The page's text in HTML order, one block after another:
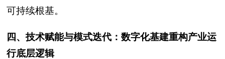
可持续根基。
四、技术赋能与模式迭代：数字化基建重构产业运
行底层逻辑